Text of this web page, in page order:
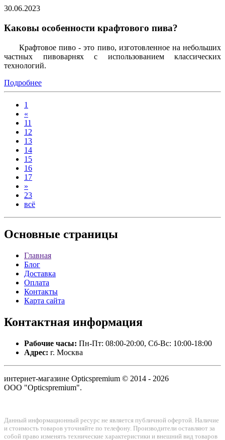
30.06.2023
Каковы особенности крафтового пива?
Крафтовое пиво - это пиво, изготовленное на небольших
частных пивоварнях с использованием классических
технологий.
Подробнее
1
«
11
12
13
14
15
16
17
»
23
всё
Основные страницы
Главная
Блог
Доставка
Оплата
Контакты
Карта сайта
Контактная информация
Рабочие часы: Пн-Пт: 08:00-20:00, Сб-Вс: 10:00-18:00
Адрес: г. Москва
интернет-магазине Opticspremium © 2014 - 2026
ООО "Opticspremium".
Данный информационный ресурс не является публичной офертой. Наличие
и стоимость товаров уточняйте по телефону. Производители оставляют за
собой право изменять технические характеристики и внешний вид товаров